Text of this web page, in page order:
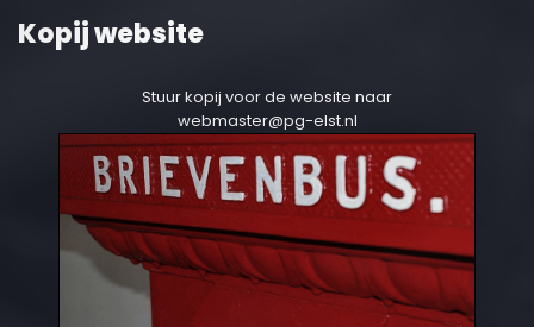
Kopij website
Stuur kopij voor de website naar
webmaster@pg-elst.nl